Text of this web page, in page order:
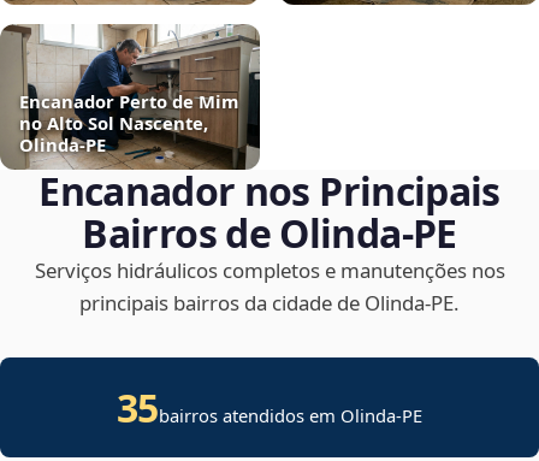
Encanador Perto de Mim
no Alto Sol Nascente,
Olinda‑PE
Encanador nos Principais
Bairros de Olinda‑PE
Serviços hidráulicos completos e manutenções nos
principais bairros da cidade de Olinda‑PE.
35bairros atendidos em Olinda-PE